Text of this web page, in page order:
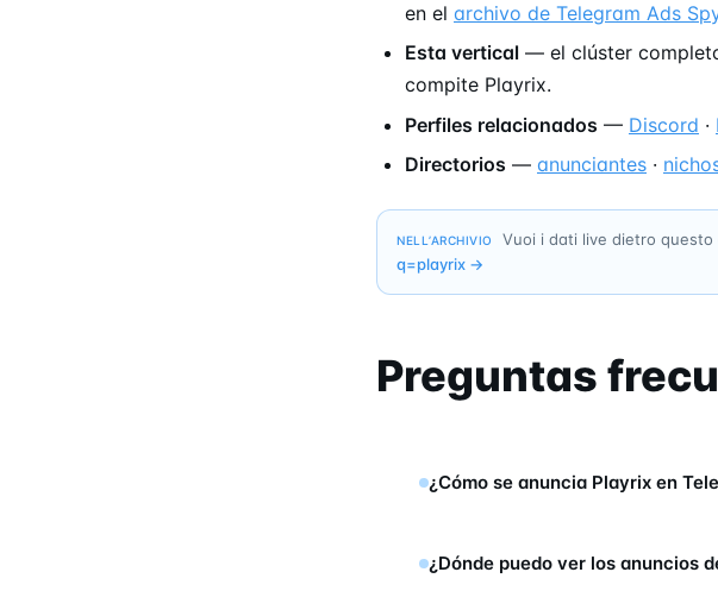
en el archivo de Telegram Ads
Esta vertical — el clúster
compite Playrix.
Perfiles relacionados — Discord ·
Directorios — anunciantes ·
NELL’ARCHIVIO Vuoi i dati live dietro
q=playrix →
Preguntas
¿Cómo se anuncia Playrix en
¿Dónde puedo ver los anuncios